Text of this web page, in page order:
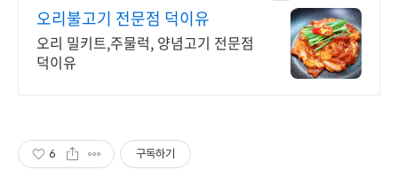
오리불고기 전문점 덕이유
오리 밀키트,주물럭, 양념고기 전문점
덕이유
6 구독하기